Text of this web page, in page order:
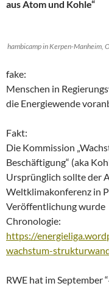
aus Atom und Kohle“
hambicamp in Kerpen-Manheim,
fake:
Menschen in
die Energiewende
Fakt:
Die Kommission
Beschäftigung“ (aka
Ursprünglich sollte der
Weltklimakonferenz in
Veröffentlichung wurde
Chronologie:
https://
wachstum-
RWE hat im September